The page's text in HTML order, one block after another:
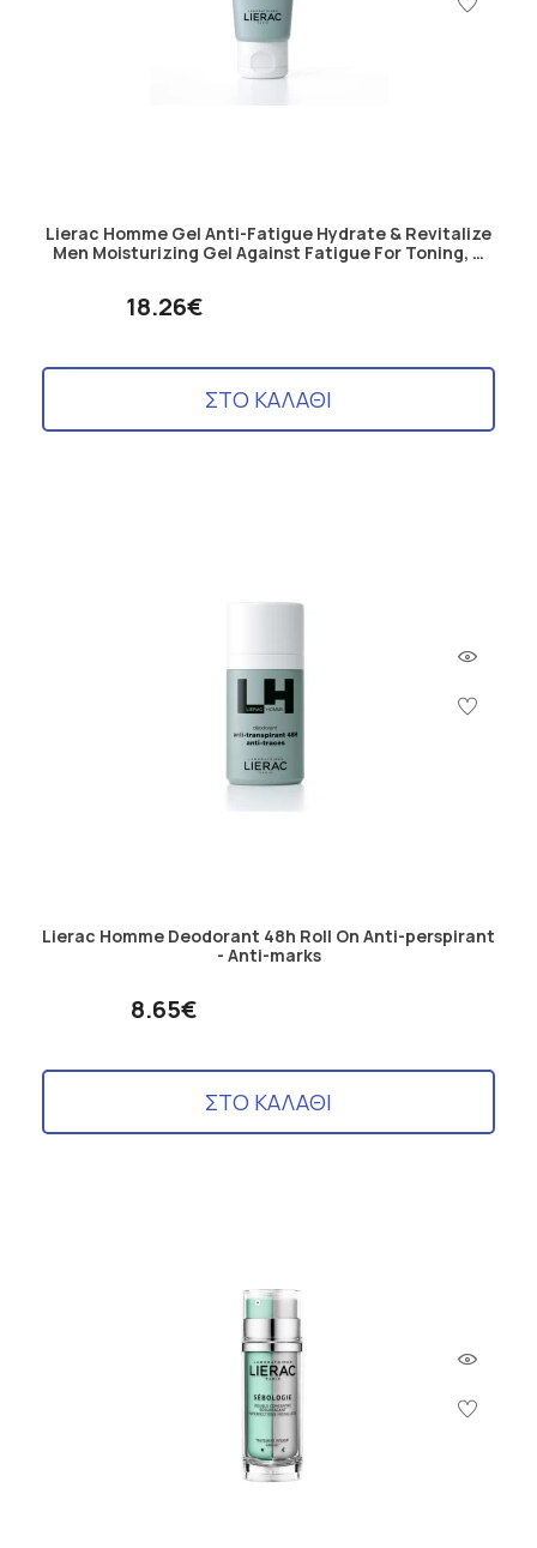
Lierac Homme Gel Anti-Fatigue Hydrate & Revitalize
Men Moisturizing Gel Against Fatigue For Toning, …
18.26€
ΣΤΟ ΚΑΛΑΘΙ
Lierac Homme Deodorant 48h Roll On Anti-perspirant
- Anti-marks
8.65€
ΣΤΟ ΚΑΛΑΘΙ